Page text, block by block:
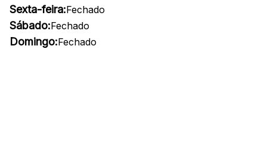
Sexta-feira:Fechado
Sábado:Fechado
Domingo:Fechado